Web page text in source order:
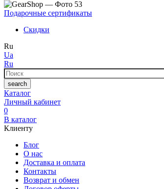
Подарочные сертификаты
Скидки
Ru
Ua
Ru
Поиск
search
Каталог
Личный кабинет
0
В каталог
Клиенту
Блог
О нас
Доставка и оплата
Контакты
Возврат и обмен